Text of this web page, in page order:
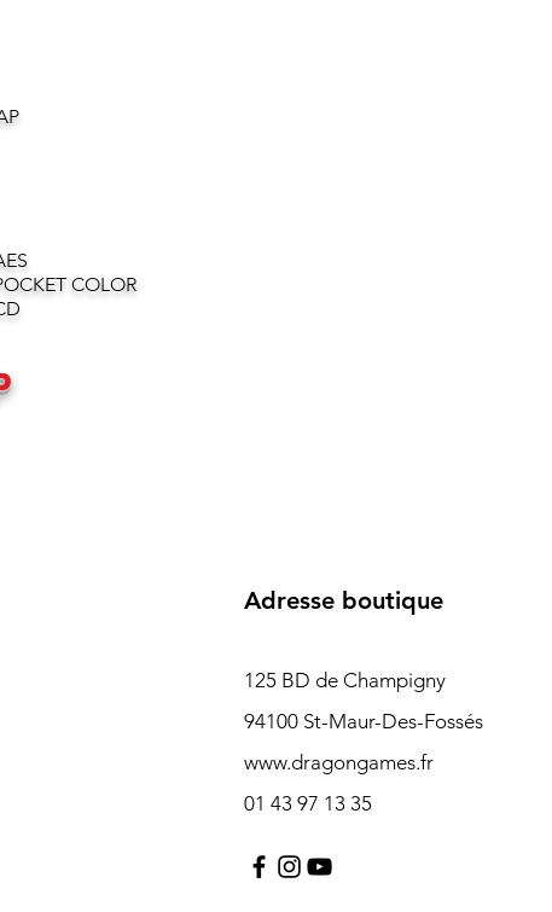
COLOR
Adresse boutique
125 BD de Champigny
94100 St-Maur-Des-Fossés
www.dragongames.fr
01 43 97 13 35